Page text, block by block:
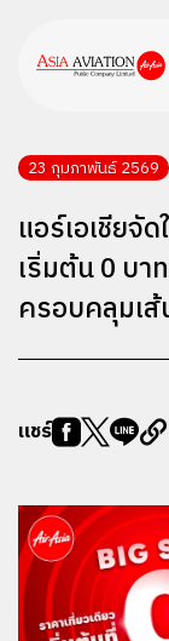
23 กุมภาพันธ์ 2569
แอร์เอเชียจั
เริ่มต้น 0 บ
ครอบคลุมเส้
แชร์